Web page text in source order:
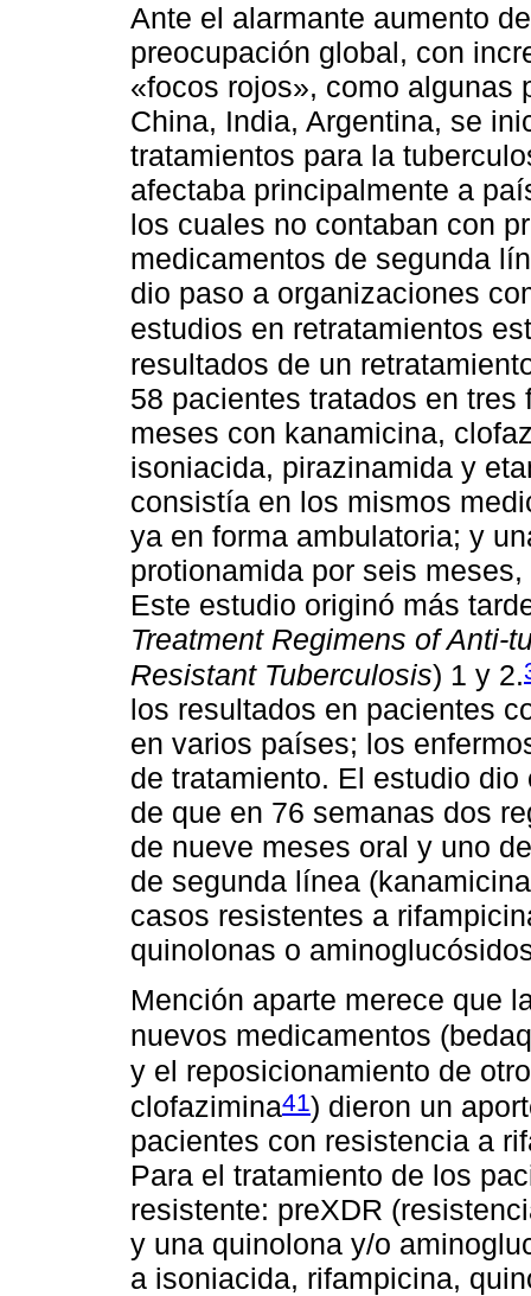
Ante el alarmante aumento
preocupación global, con
«focos rojos», como algunas
China, India, Argentina, se
tratamientos para la
afectaba principalmente a
los cuales no contaban con
medicamentos de segunda
dio paso a organizaciones
estudios en retratamientos
resultados de un
58 pacientes tratados en
meses con kanamicina,
isoniacida, pirazinamida y
consistía en los mismos
ya en forma ambulatoria; y
protionamida por seis
Este estudio originó más
Treatment Regimens of Anti-
Resistant Tuberculosis) 1 y 2.
los resultados en pacientes
en varios países; los
de tratamiento. El estudio
de que en 76 semanas dos
de nueve meses oral y uno
de segunda línea
casos resistentes a
quinolonas o
Mención aparte merece que
nuevos medicamentos
y el reposicionamiento de
clofazimina41) dieron un
pacientes con resistencia a
Para el tratamiento de los
resistente: preXDR
y una quinolona y/o
a isoniacida, rifampicina,